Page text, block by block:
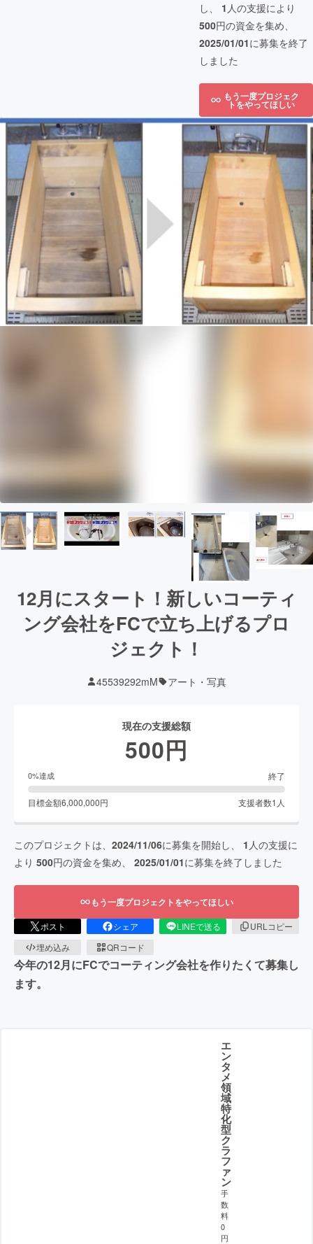
し、 1 人の支援により
500円の資金を集め、
2025/01/01に募集を終了
しました
もう一度プロジェク
トをやってほしい
12月にスタート！新しいコーティ
ング会社をFCで立ち上げるプロ
ジェクト！
45539292mM アート・写真
現在の支援総額
500円
0%達成 終了
目標金額6,000,000円 支援者数1 人
このプロジェクトは、 2024/11/06に募集を開始し、 1 人の支援に
より 500円の資金を集め、 2025/01/01に募集を終了しました
もう一度プロジェクトをやってほしい
ポスト シェア LINEで送る
URLコピー
埋め込み
QRコード
今年の12月にFCでコーティング会社を作りたくて募集し
ます。
エ
ン
タ
メ
領
域
特
化
型
ク
ラ
フ
ァ
ン
手
数
料
0
円